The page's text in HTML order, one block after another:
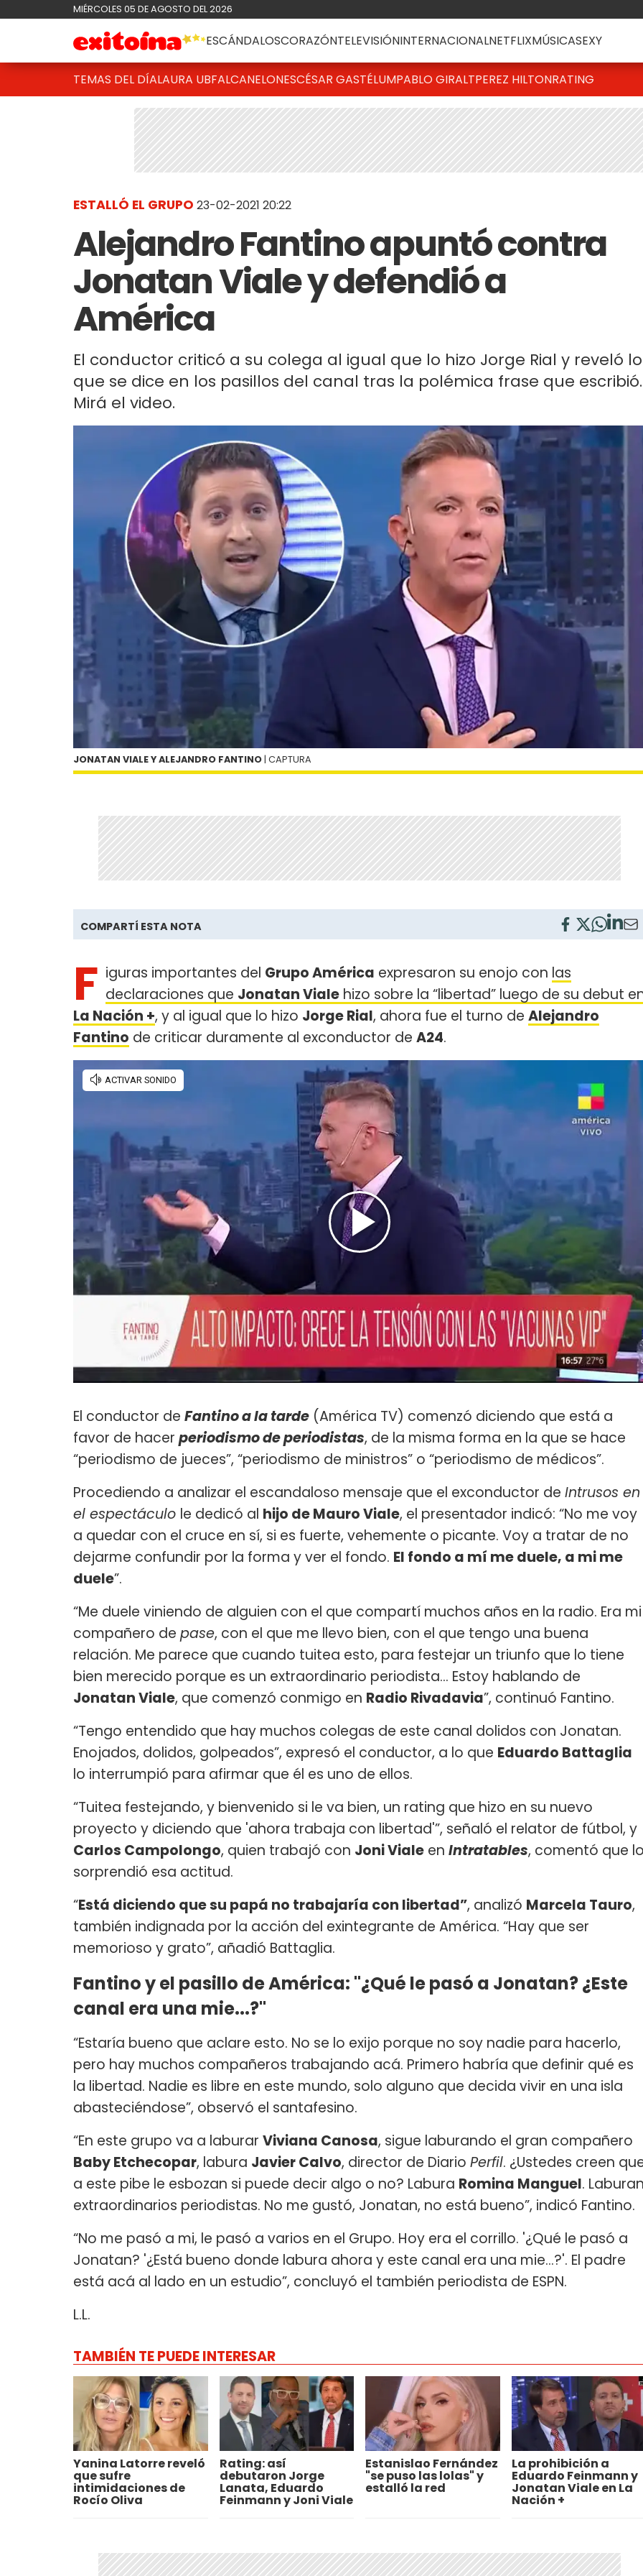
MIÉRCOLES 05 DE AGOSTO DEL 2026
ESCÁNDALOSCORAZÓNTELEVISIÓNINTERNACIONALNETFLIXMÚSICASEXY
TEMAS DEL DÍALAURA UBFALCANELONESCÉSAR GASTÉLUMPABLO GIRALTPEREZ HILTONRATING
ESTALLÓ EL GRUPO 23-02-2021 20:22
Alejandro Fantino apuntó contra
Jonatan Viale y defendió a
América
El conductor criticó a su colega al igual que lo hizo Jorge Rial y reveló lo
que se dice en los pasillos del canal tras la polémica frase que escribió.
Mirá el video.
JONATAN VIALE Y ALEJANDRO FANTINO | CAPTURA
COMPARTÍ ESTA NOTA
F iguras importantes del Grupo América expresaron su enojo con las
declaraciones que Jonatan Viale hizo sobre la “libertad” luego de su debut
La Nación +, y al igual que lo hizo Jorge Rial, ahora fue el turno de Alejandro
Fantino de criticar duramente al exconductor de A24.
El conductor de Fantino a la tarde (América TV) comenzó diciendo que está a
favor de hacer periodismo de periodistas, de la misma forma en la que se hace
“periodismo de jueces”, “periodismo de ministros” o “periodismo de médicos”.
Procediendo a analizar el escandaloso mensaje que el exconductor de Intrusos en
el espectáculo le dedicó al hijo de Mauro Viale, el presentador indicó: “No me voy
a quedar con el cruce en sí, si es fuerte, vehemente o picante. Voy a tratar de no
dejarme confundir por la forma y ver el fondo. El fondo a mí me duele, a mi me
duele”.
“Me duele viniendo de alguien con el que compartí muchos años en la radio. Era mi
compañero de pase, con el que me llevo bien, con el que tengo una buena
relación. Me parece que cuando tuitea esto, para festejar un triunfo que lo tiene
bien merecido porque es un extraordinario periodista... Estoy hablando de
Jonatan Viale, que comenzó conmigo en Radio Rivadavia”, continuó Fantino.
“Tengo entendido que hay muchos colegas de este canal dolidos con Jonatan.
Enojados, dolidos, golpeados”, expresó el conductor, a lo que Eduardo Battaglia
lo interrumpió para afirmar que él es uno de ellos.
“Tuitea festejando, y bienvenido si le va bien, un rating que hizo en su nuevo
proyecto y diciendo que 'ahora trabaja con libertad'”, señaló el relator de fútbol, y
Carlos Campolongo, quien trabajó con Joni Viale en Intratables, comentó que
sorprendió esa actitud.
“Está diciendo que su papá no trabajaría con libertad”, analizó Marcela Tauro,
también indignada por la acción del exintegrante de América. “Hay que ser
memorioso y grato”, añadió Battaglia.
Fantino y el pasillo de América: "¿Qué le pasó a Jonatan? ¿Este
canal era una mie...?"
“Estaría bueno que aclare esto. No se lo exijo porque no soy nadie para hacerlo,
pero hay muchos compañeros trabajando acá. Primero habría que definir qué es
la libertad. Nadie es libre en este mundo, solo alguno que decida vivir en una isla
abasteciéndose”, observó el santafesino.
“En este grupo va a laburar Viviana Canosa, sigue laburando el gran compañero
Baby Etchecopar, labura Javier Calvo, director de Diario Perfil. ¿Ustedes creen
a este pibe le esbozan si puede decir algo o no? Labura Romina Manguel.
extraordinarios periodistas. No me gustó, Jonatan, no está bueno”, indicó Fantino.
“No me pasó a mi, le pasó a varios en el Grupo. Hoy era el corrillo. '¿Qué le pasó a
Jonatan? '¿Está bueno donde labura ahora y este canal era una mie...?'. El padre
está acá al lado en un estudio”, concluyó el también periodista de ESPN.
L.L.
TAMBIÉN TE PUEDE INTERESAR
Yanina Latorre reveló
que sufre
intimidaciones de
Rocío Oliva
Rating: así
debutaron Jorge
Lanata, Eduardo
Feinmann y Joni Viale
Estanislao Fernández
"se puso las lolas" y
estalló la red
La prohibición a
Eduardo Feinmann y
Jonatan Viale en La
Nación +